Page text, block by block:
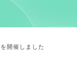
開催しました